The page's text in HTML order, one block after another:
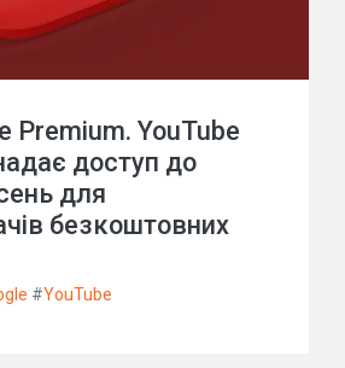
Premium. YouTube
доступ до
для
безкоштовних
#YouTube